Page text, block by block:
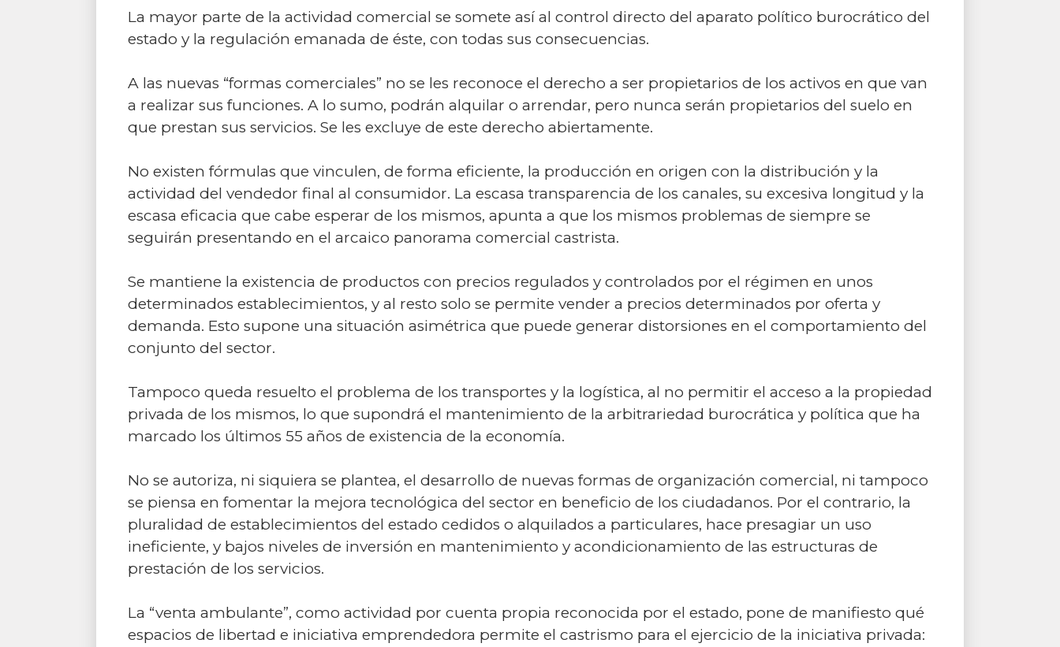
La mayor parte de la actividad comercial se somete así al control directo del aparato político burocrático del
estado y la regulación emanada de éste, con todas sus consecuencias.
A las nuevas “formas comerciales” no se les reconoce el derecho a ser propietarios de los activos en que van
a realizar sus funciones. A lo sumo, podrán alquilar o arrendar, pero nunca serán propietarios del suelo en
que prestan sus servicios. Se les excluye de este derecho abiertamente.
No existen fórmulas que vinculen, de forma eficiente, la producción en origen con la distribución y la
actividad del vendedor final al consumidor. La escasa transparencia de los canales, su excesiva longitud y la
escasa eficacia que cabe esperar de los mismos, apunta a que los mismos problemas de siempre se
seguirán presentando en el arcaico panorama comercial castrista.
Se mantiene la existencia de productos con precios regulados y controlados por el régimen en unos
determinados establecimientos, y al resto solo se permite vender a precios determinados por oferta y
demanda. Esto supone una situación asimétrica que puede generar distorsiones en el comportamiento del
conjunto del sector.
Tampoco queda resuelto el problema de los transportes y la logística, al no permitir el acceso a la propiedad
privada de los mismos, lo que supondrá el mantenimiento de la arbitrariedad burocrática y política que ha
marcado los últimos 55 años de existencia de la economía.
No se autoriza, ni siquiera se plantea, el desarrollo de nuevas formas de organización comercial, ni tampoco
se piensa en fomentar la mejora tecnológica del sector en beneficio de los ciudadanos. Por el contrario, la
pluralidad de establecimientos del estado cedidos o alquilados a particulares, hace presagiar un uso
ineficiente, y bajos niveles de inversión en mantenimiento y acondicionamiento de las estructuras de
prestación de los servicios.
La “venta ambulante”, como actividad por cuenta propia reconocida por el estado, pone de manifiesto qué
espacios de libertad e iniciativa emprendedora permite el castrismo para el ejercicio de la iniciativa privada: